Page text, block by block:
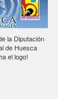
la Diputación
de Huesca
el logo!